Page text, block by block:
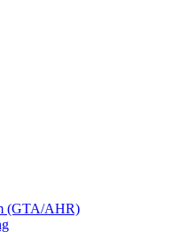
(GTA/AHR)